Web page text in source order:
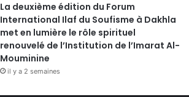
La deuxième édition du Forum
International Ilaf du Soufisme à Dakhla
met en lumière le rôle spirituel
renouvelé de l’Institution de l’Imarat Al-
Mouminine
il y a 2 semaines